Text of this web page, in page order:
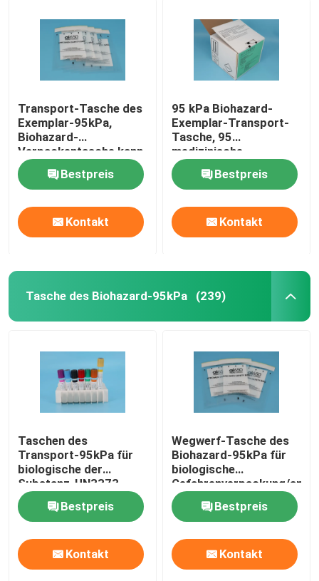
Transport-Tasche des
Exemplar-95kPa,
Biohazard-
Verpackentasche kann
kundenspezifischer
Druck
Bestpreis
Kontakt
95 kPa Biohazard-
Exemplar-Transport-
Tasche, 95
medizinische
Übergangstaschen KPa
Bestpreis
Kontakt
Tasche des Biohazard-95kPa (239)
Taschen des
Transport-95kPa für
biologische der
Substanz-UN3373
Verpackung
Transport-der
Kategorien-B
Bestpreis
Kontakt
Wegwerf-Tasche des
Biohazard-95kPa für
biologische
Gefahrenverpackung/
Exemplar
Bestpreis
Kontakt